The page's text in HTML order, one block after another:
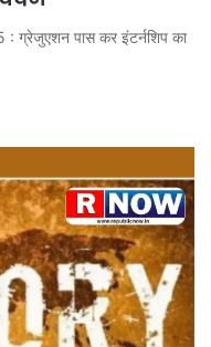
ग्रेजुएशन पास कर इंटर्नशिप का